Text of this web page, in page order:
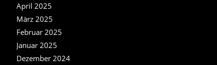
April 2025
März 2025
Februar 2025
Januar 2025
Dezember 2024